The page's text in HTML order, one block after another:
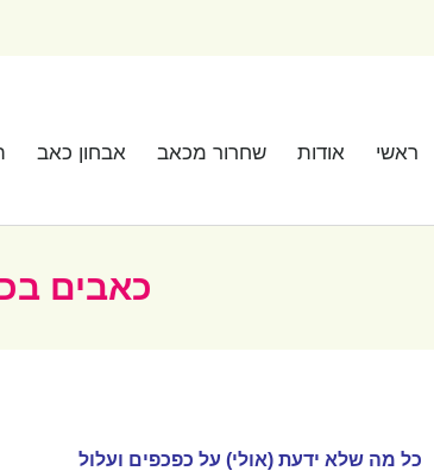
ראשי אודות שחרור מכאב אבחון כאב
כאבים
כל מה שלא ידעת (אולי) על כפכפים ועלול